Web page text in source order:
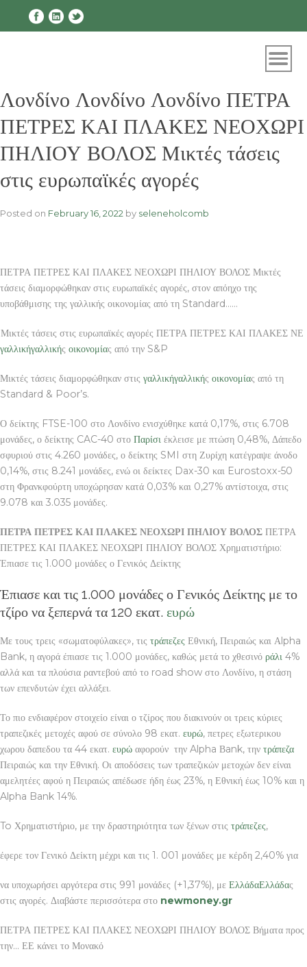
Λονδίνο Λονδίνο Λονδίνο ΠΕΤΡΑ
ΠΕΤΡΕΣ ΚΑΙ ΠΛΑΚΕΣ ΝΕΟΧΩΡΙ
ΠΗΛΙΟΥ ΒΟΛΟΣ Μικτές τάσεις
στις ευρωπαϊκές αγορές
Posted on February 16, 2022 by seleneholcomb
ΠΕΤΡΑ ΠΕΤΡΕΣ ΚΑΙ ΠΛΑΚΕΣ ΝΕΟΧΩΡΙ ΠΗΛΙΟΥ ΒΟΛΟΣ Μικτές
τάσεις διαμορφώθηκαν στις ευρωπαϊκές αγορές, στον απόηχο της
υποβάθμισης της γαλλικής οικονομίας από τη Standard……
Μικτές τάσεις στις ευρωπαϊκές αγορές ΠΕΤΡΑ ΠΕΤΡΕΣ ΚΑΙ ΠΛΑΚΕΣ ΝΕ
γαλλικήγαλλικής οικονομίας από την S&P
Μικτές τάσεις διαμορφώθηκαν στις γαλλικήγαλλικής οικονομίας από τη
Standard & Poor’s.
Ο δείκτης FTSE-100 στο Λονδίνο ενισχύθηκε κατά 0,17%, στις 6.708
μονάδες, ο δείκτης CAC-40 στο Παρίσι έκλεισε με πτώση 0,48%, Δάπεδο
σφυριού στις 4.260 μονάδες, ο δείκτης SMI στη Ζυρίχη κατέγραψε άνοδο
0,14%, στις 8.241 μονάδες, ενώ οι δείκτες Dax-30 και Eurostoxx-50
στη Φρανκφούρτη υποχώρησαν κατά 0,03% και 0,27% αντίστοιχα, στις
9.078 και 3.035 μονάδες.
ΠΕΤΡΑ ΠΕΤΡΕΣ ΚΑΙ ΠΛΑΚΕΣ ΝΕΟΧΩΡΙ ΠΗΛΙΟΥ ΒΟΛΟΣ ΠΕΤΡΑ
ΠΕΤΡΕΣ ΚΑΙ ΠΛΑΚΕΣ ΝΕΟΧΩΡΙ ΠΗΛΙΟΥ ΒΟΛΟΣ Χρηματιστήριο:
Έπιασε τις 1.000 μονάδες ο Γενικός Δείκτης
Έπιασε και τις 1.000 μονάδες ο Γενικός Δείκτης με το
τζίρο να ξεπερνά τα 120 εκατ. ευρώ
Με τους τρεις «σωματοφύλακες», τις τράπεζες Εθνική, Πειραιώς και Αlpha
Bank, η αγορά έπιασε τις 1.000 μονάδες, καθώς μετά το χθεσινό ράλι 4%
αλλά και τα πλούσια ραντεβού από το road show στο Λονδίνο, η στάση
των επενδυτών έχει αλλάξει.
Το πιο ενδιαφέρον στοιχείο είναι ο τζίρος που διακινούν οι τρεις κύριες
τραπεζικές μετοχές αφού σε σύνολο 98 εκατ. ευρώ, πετρες εξωτερικου
χωρου δαπεδου τα 44 εκατ. ευρώ αφορούν την Alpha Βank, την τράπεζα
Πειραιώς και την Εθνική. Οι αποδόσεις των τραπεζικών μετοχών δεν είναι
αμελητέες αφού η Πειραιώς απέδωσε ήδη έως 23%, η Εθνική έως 10% και η
Alpha Bank 14%.
To Χρηματιστήριο, με την δραστηριότητα των ξένων στις τράπεζες,
έφερε τον Γενικό Δείκτη μέχρι και τις 1. 001 μονάδες με κέρδη 2,40% για
να υποχωρήσει αργότερα στις 991 μονάδες (+1,37%), με ΕλλάδαΕλλάδας
στις αγορές. Διαβάστε περισσότερα στο newmoney.gr
ΠΕΤΡΑ ΠΕΤΡΕΣ ΚΑΙ ΠΛΑΚΕΣ ΝΕΟΧΩΡΙ ΠΗΛΙΟΥ ΒΟΛΟΣ Βήματα προς
την… ΕΕ κάνει το Μονακό